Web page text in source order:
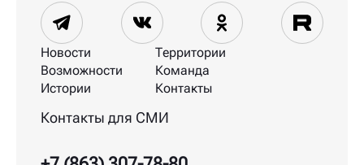
Контакты для СМИ
Новости
Возможности
Истории
Территории
Команда
Контакты